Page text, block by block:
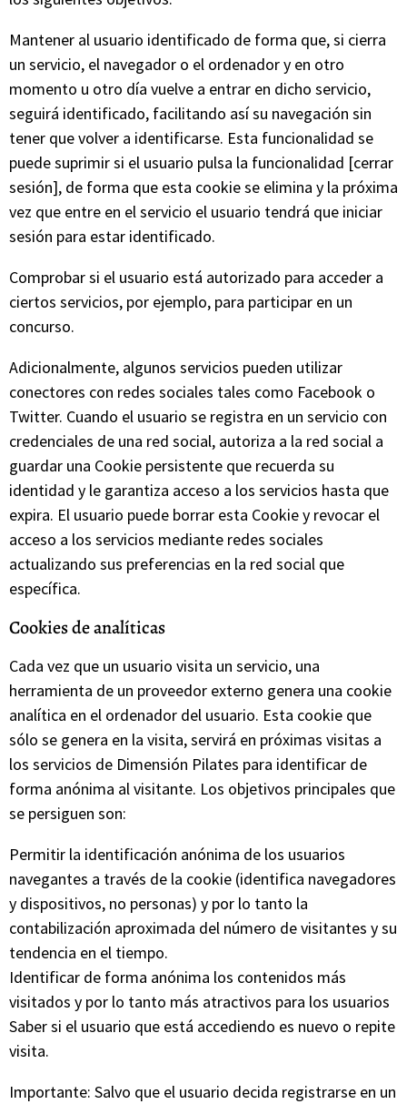
Mantener al usuario identificado de forma que, si cierra
un servicio, el navegador o el ordenador y en otro
momento u otro día vuelve a entrar en dicho servicio,
seguirá identificado, facilitando así su navegación sin
tener que volver a identificarse. Esta funcionalidad se
puede suprimir si el usuario pulsa la funcionalidad [cerrar
sesión], de forma que esta cookie se elimina y la próxima
vez que entre en el servicio el usuario tendrá que iniciar
sesión para estar identificado.
Comprobar si el usuario está autorizado para acceder a
ciertos servicios, por ejemplo, para participar en un
concurso.
Adicionalmente, algunos servicios pueden utilizar
conectores con redes sociales tales como Facebook o
Twitter. Cuando el usuario se registra en un servicio con
credenciales de una red social, autoriza a la red social a
guardar una Cookie persistente que recuerda su
identidad y le garantiza acceso a los servicios hasta que
expira. El usuario puede borrar esta Cookie y revocar el
acceso a los servicios mediante redes sociales
actualizando sus preferencias en la red social que
específica.
Cookies de analíticas
Cada vez que un usuario visita un servicio, una
herramienta de un proveedor externo genera una cookie
analítica en el ordenador del usuario. Esta cookie que
sólo se genera en la visita, servirá en próximas visitas a
los servicios de Dimensión Pilates para identificar de
forma anónima al visitante. Los objetivos principales que
se persiguen son:
Permitir la identificación anónima de los usuarios
navegantes a través de la cookie (identifica navegadores
y dispositivos, no personas) y por lo tanto la
contabilización aproximada del número de visitantes y su
tendencia en el tiempo.
Identificar de forma anónima los contenidos más
visitados y por lo tanto más atractivos para los usuarios
Saber si el usuario que está accediendo es nuevo o repite
visita.
Importante: Salvo que el usuario decida registrarse en un